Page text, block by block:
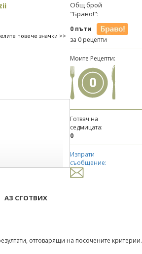
повече значки >>
Общ брой
"Браво!":
0 пъти
за 0 рецепти
Моите Рецепти:
0
Готвач на
седмицата:
0
Изпрати
съобщение:
АЗ СГОТВИХ
отговарящи на посочените критерии.